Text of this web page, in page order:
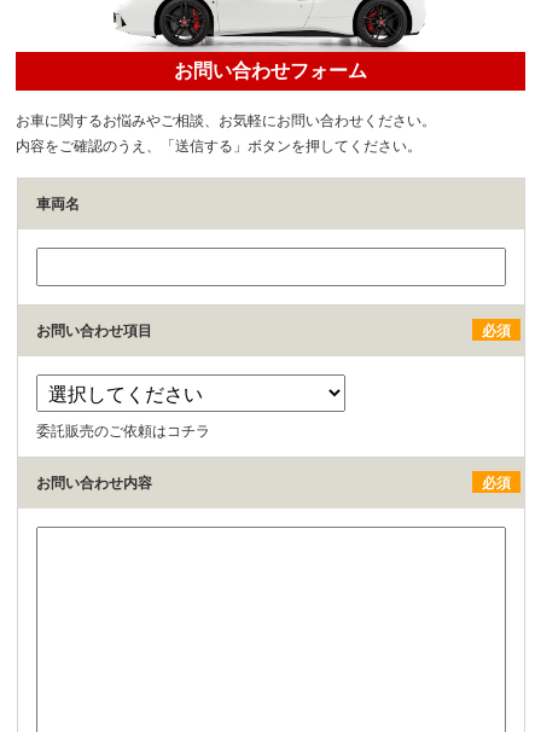
お問い合わせフォーム
お車に関するお悩みやご相談、お気軽にお問い合わせください。
内容をご確認のうえ、「送信する」ボタンを押してください。
車両名
必須
お問い合わせ項目
委託販売のご依頼はコチラ
必須
お問い合わせ内容